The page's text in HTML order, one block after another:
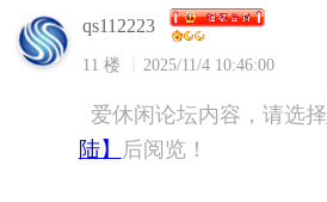
qs112223
11 楼 2025/11/4 10:46:00
爱休闲论坛内容，请选择
陆】
后阅览！